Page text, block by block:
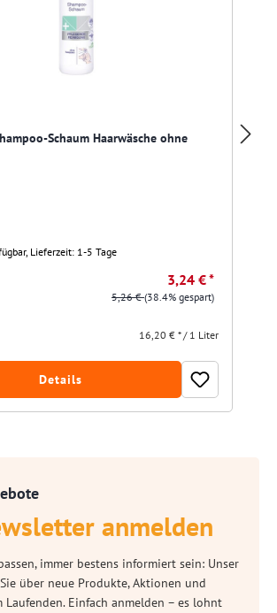
Schaum Haarwäsche ohne
Lieferzeit: 1-5 Tage
3,24 € *
5,26 €(38.4% gespart)
16,20 € * / 1 Liter
Details
anmelden
immer bestens informiert sein: Unser
über neue Produkte, Aktionen und
Laufenden. Einfach anmelden – es lohnt